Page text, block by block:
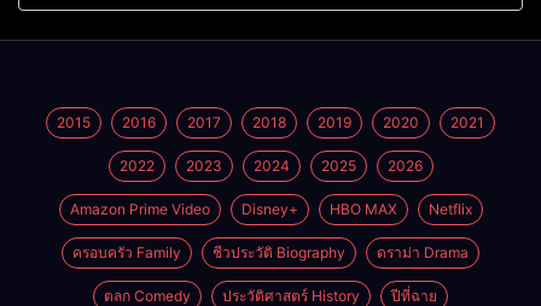
2015 2016 2017 2018 2019 2020 2021
2022 2023 2024 2025 2026
Amazon Prime Video Disney+ HBO MAX Netflix
ครอบครัว Family ชีวประวัติ Biography ดราม่า Drama
ตลก Comedy ประวัติศาสตร์ History ปีที่ฉาย